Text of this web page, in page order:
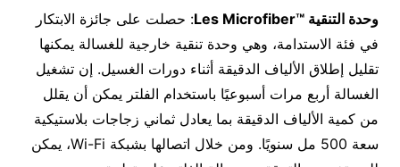
وحدة التنقية ™Les Microfiber: حصلت على جائزة الابتكار
في فئة الاستدامة، وهي وحدة تنقية خارجية للغسالة يمكنها
تقليل إطلاق الألياف الدقيقة أثناء دورات الغسيل. إن تشغيل
الغسالة أربع مرات أسبوعيًا باستخدام الفلتر يمكن أن يقلل
من كمية الألياف الدقيقة بما يعادل ثماني زجاجات بلاستيكية
سعة 500 مل سنويًا. ومن خلال اتصالها بشبكة Wi-Fi، يمكن